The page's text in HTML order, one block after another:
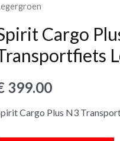
Cargo
399.00
Cargo Plus N3